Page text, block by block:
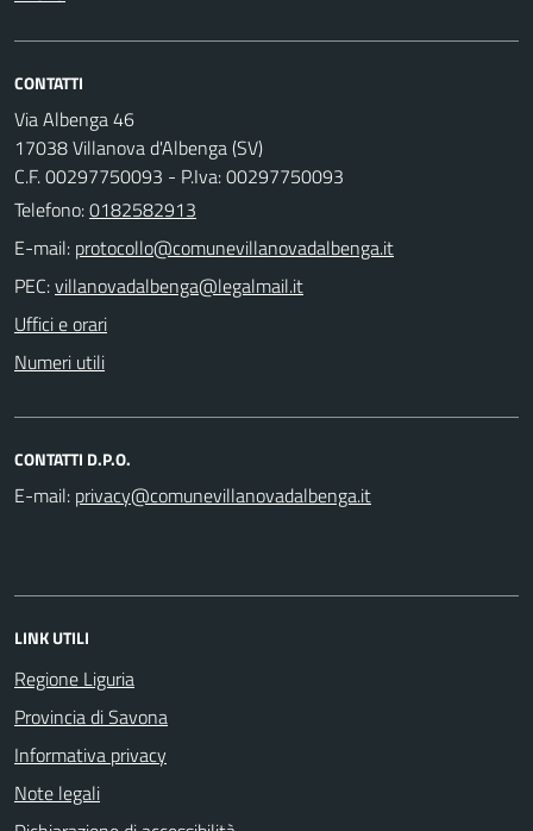
CONTATTI
Via Albenga 46
17038 Villanova d'Albenga (SV)
C.F. 00297750093 - P.Iva: 00297750093
Telefono:0182582913
E-mail:
PEC:
Uffici e orari
Numeri utili
CONTATTI D.P.O.
E-mail:
LINK UTILI
Regione Liguria
Provincia di Savona
Informativa privacy
Note legali